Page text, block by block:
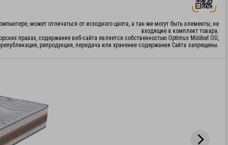
может отличаться от исходного цвета, а так-же могут быть элементы, не
входящие в комплект товара.
правах, содержание веб-сайта является собственностью Optimus Mööbel OÜ,
репродукция, передача или хранение содержания Сайта запрещены.